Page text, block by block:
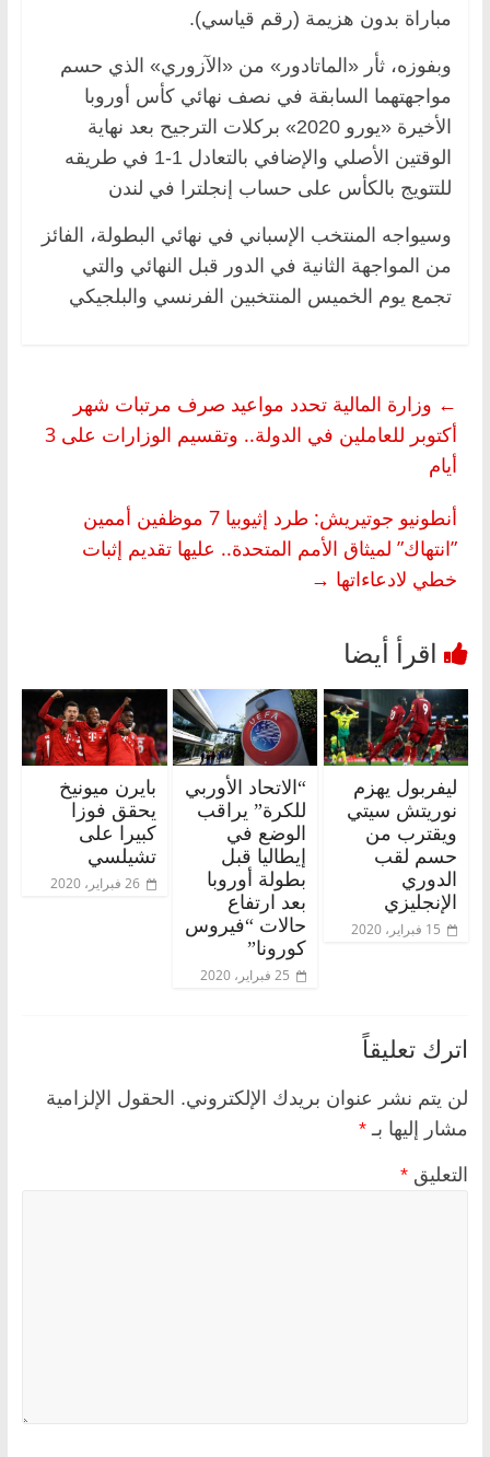
مباراة بدون هزيمة (رقم قياسي).
وبفوزه، ثأر «الماتادور» من «الآزوري» الذي حسم
مواجهتهما السابقة في نصف نهائي كأس أوروبا
الأخيرة «يورو 2020» بركلات الترجيح بعد نهاية
الوقتين الأصلي والإضافي بالتعادل 1-1 في طريقه
للتتويج بالكأس على حساب إنجلترا في لندن
وسيواجه المنتخب الإسباني في نهائي البطولة، الفائز
من المواجهة الثانية في الدور قبل النهائي والتي
تجمع يوم الخميس المنتخبين الفرنسي والبلجيكي
← وزارة المالية تحدد مواعيد صرف مرتبات شهر
أكتوبر للعاملين في الدولة.. وتقسيم الوزارات على 3
أيام
أنطونيو جوتيريش: طرد إثيوبيا 7 موظفين أممين
‏‏”انتهاك” لميثاق الأمم المتحدة‏.. عليها تقديم إثبات
خطي لادعاءاتها →
ليفربول يهزم
نوريتش سيتي
ويقترب من
حسم لقب
الدوري
الإنجليزي
15 فبراير، 2020
“الاتحاد الأوربي
للكرة” يراقب
الوضع في
إيطاليا قبل
بطولة أوروبا
بعد ارتفاع
حالات “فيروس
كورونا”
25 فبراير، 2020
بايرن ميونيخ
يحقق فوزا
كبيرا على
تشيلسي
26 فبراير، 2020
اترك تعليقاً
لن يتم نشر عنوان بريدك الإلكتروني. الحقول الإلزامية
مشار إليها بـ *
التعليق *